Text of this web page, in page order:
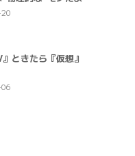
ときたら『仮想』